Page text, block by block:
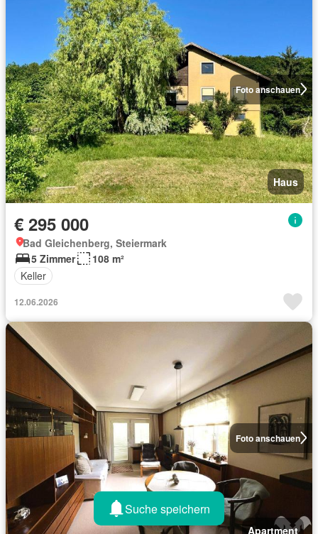
Foto anschauen
Haus
€ 295 000
Bad Gleichenberg, Steiermark
5 Zimmer
108 m²
Keller
12.06.2026
Foto anschauen
Apartment
Suche speichern